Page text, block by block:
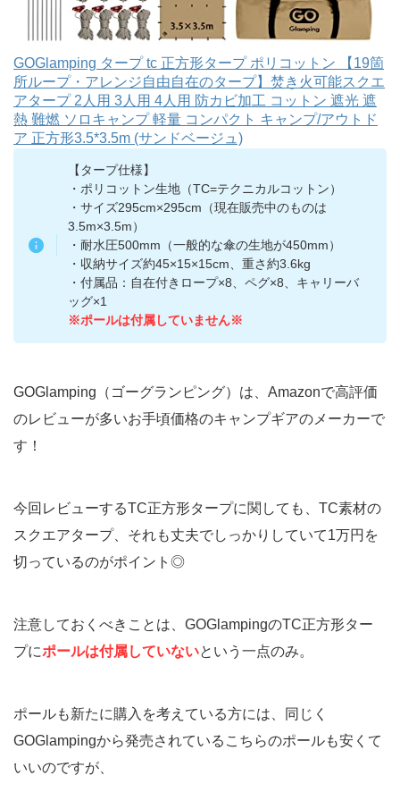
GOGlamping タープ tc 正方形タープ ポリコットン 【19箇
所ループ・アレンジ自由自在のタープ】焚き火可能スクエ
アタープ 2人用 3人用 4人用 防カビ加工 コットン 遮光 遮
熱 難燃 ソロキャンプ 軽量 コンパクト キャンプ/アウトド
ア 正方形3.5*3.5m (サンドベージュ)
【タープ仕様】
・ポリコットン生地（TC=テクニカルコットン）
・サイズ295cm×295cm（現在販売中のものは
3.5m×3.5m）
・耐水圧500mm（一般的な傘の生地が450mm）
・収納サイズ約45×15×15cm、重さ約3.6kg
・付属品：自在付きロープ×8、ペグ×8、キャリーバ
ッグ×1
※ポールは付属していません※
GOGlamping（ゴーグランピング）は、Amazonで高評価
のレビューが多いお手頃価格のキャンプギアのメーカーで
す！
今回レビューするTC正方形タープに関しても、TC素材の
スクエアタープ、それも丈夫でしっかりしていて1万円を
切っているのがポイント◎
注意しておくべきことは、GOGlampingのTC正方形ター
プにポールは付属していないという一点のみ。
ポールも新たに購入を考えている方には、同じく
GOGlampingから発売されているこちらのポールも安くて
いいのですが、